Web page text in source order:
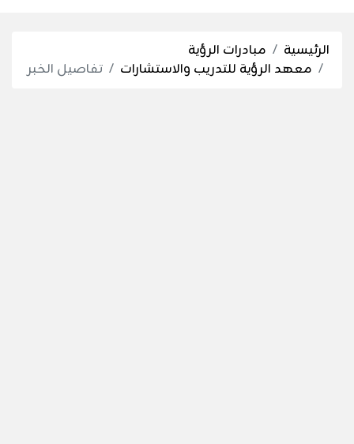
الرئيسية
مبادرات الرؤية
معهد الرؤية للتدريب والاستشارات
تفاصيل الخبر